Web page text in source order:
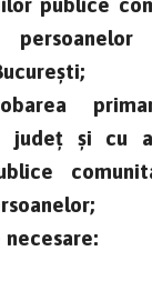
judeţ şi cu